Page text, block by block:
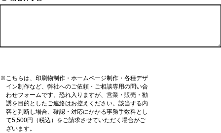
※こちらは、印刷物制作・ホームページ制作・各種デザ
イン制作など、弊社へのご依頼・ご相談専用の問い合
わせフォームです。恐れ入りますが、営業・販売・勧
誘を目的としたご連絡はお控えください。該当する内
容と判断し場合、確認・対応にかかる事務手数料とし
て5,500円（税込）をご請求させていただく場合がご
ざいます。